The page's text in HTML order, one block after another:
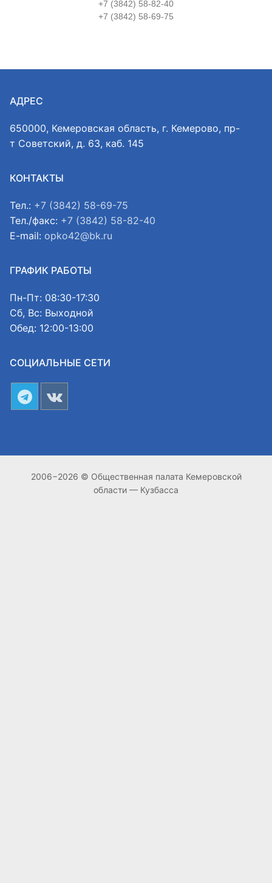
+7 (3842) 58-82-40
+7 (3842) 58-69-75
АДРЕС
650000, Кемеровская область, г. Кемерово, пр-
т Советский, д. 63, каб. 145
КОНТАКТЫ
Тел.: +7 (3842) 58-69-75
Тел./факс: +7 (3842) 58-82-40
E-mail: opko42@bk.ru
ГРАФИК РАБОТЫ
Пн-Пт: 08:30-17:30
Сб, Вс: Выходной
Обед: 12:00-13:00
СОЦИАЛЬНЫЕ СЕТИ
2006−2026 © Общественная палата Кемеровской
области — Кузбасса